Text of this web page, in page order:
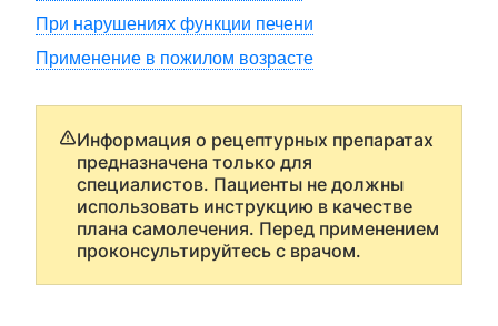
При нарушениях функции печени
Применение в пожилом возрасте
Информация о рецептурных препаратах
предназначена только для
специалистов. Пациенты не должны
использовать инструкцию в качестве
плана самолечения. Перед применением
проконсультируйтесь с врачом.